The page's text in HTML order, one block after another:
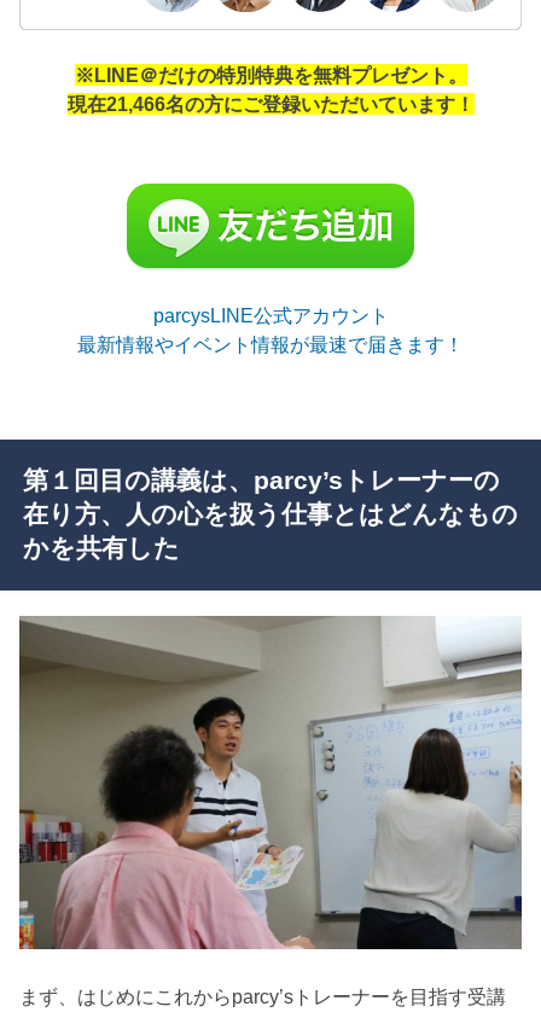
※LINE＠だけの特別特典を無料プレゼント。
現在21,466名の方にご登録いただいています！
parcysLINE公式アカウント
最新情報やイベント情報が最速で届きます！
第１回目の講義は、parcy’sトレーナーの
在り方、人の心を扱う仕事とはどんなもの
かを共有した
まず、はじめにこれからparcy’sトレーナーを目指す受講